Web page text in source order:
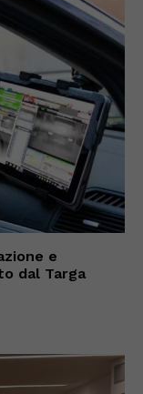
e
dal Targa